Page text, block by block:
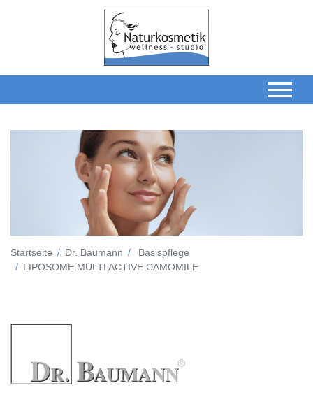
Startseite Dr. Baumann
Basispflege
LIPOSOME MULTI ACTIVE CAMOMILE